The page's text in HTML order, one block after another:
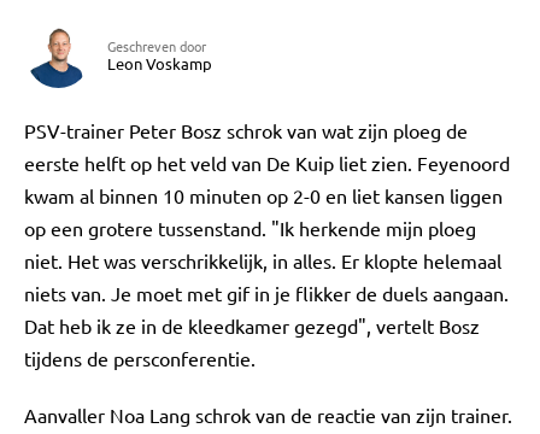
Geschreven door
Leon Voskamp
PSV-trainer Peter Bosz schrok van wat zijn ploeg de
eerste helft op het veld van De Kuip liet zien. Feyenoord
kwam al binnen 10 minuten op 2-0 en liet kansen liggen
op een grotere tussenstand. "Ik herkende mijn ploeg
niet. Het was verschrikkelijk, in alles. Er klopte helemaal
niets van. Je moet met gif in je flikker de duels aangaan.
Dat heb ik ze in de kleedkamer gezegd", vertelt Bosz
tijdens de persconferentie.
Aanvaller Noa Lang schrok van de reactie van zijn trainer.